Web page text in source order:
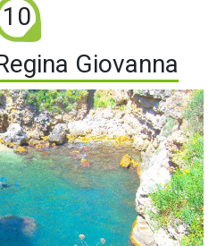
10
Giovanna